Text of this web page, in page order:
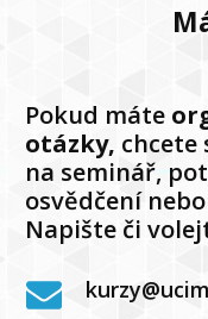
Pokud máte
otázky, chcete
na seminář,
osvědčení
Napište či